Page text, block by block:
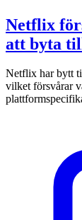
Netflix
att byta
Netflix har bytt
vilket försvårar